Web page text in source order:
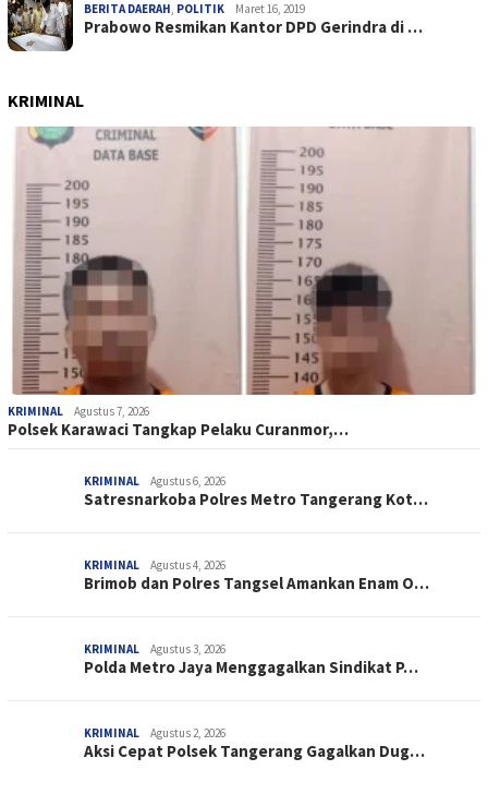
BERITA DAERAH POLITIK Maret 16, 2019
Prabowo Resmikan Kantor DPD Gerindra di …
KRIMINAL
KRIMINAL Agustus 7, 2026
Polsek Karawaci Tangkap Pelaku Curanmor,…
KRIMINAL Agustus 6, 2026
Satresnarkoba Polres Metro Tangerang Kot…
KRIMINAL Agustus 4, 2026
Brimob dan Polres Tangsel Amankan Enam O…
KRIMINAL Agustus 3, 2026
Polda Metro Jaya Menggagalkan Sindikat P…
KRIMINAL Agustus 2, 2026
Aksi Cepat Polsek Tangerang Gagalkan Dug…